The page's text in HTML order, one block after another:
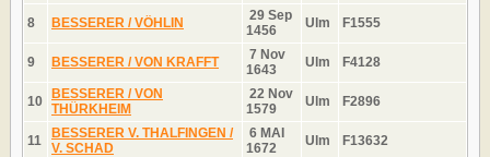
8 BESSERER / VÖHLIN
29 Sep
1456
Ulm F1555
9 BESSERER / VON KRAFFT
7 Nov
1643
Ulm F4128
10 BESSERER / VON
THÜRKHEIM
22 Nov
1579
Ulm F2896
11
BESSERER V. THALFINGEN /
V. SCHAD
6 MAI
1672
Ulm F13632